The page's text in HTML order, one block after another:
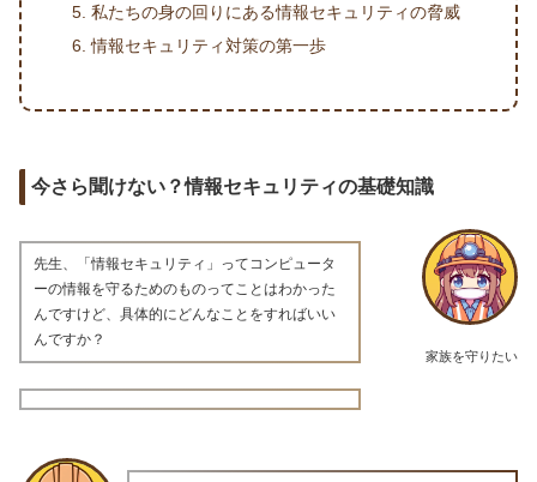
私たちの身の回りにある情報セキュリティの脅威
情報セキュリティ対策の第一歩
今さら聞けない？情報セキュリティの基礎知識
家族を守りたい
先生、「情報セキュリティ」ってコンピュータ
ーの情報を守るためのものってことはわかった
んですけど、具体的にどんなことをすればいい
んですか？